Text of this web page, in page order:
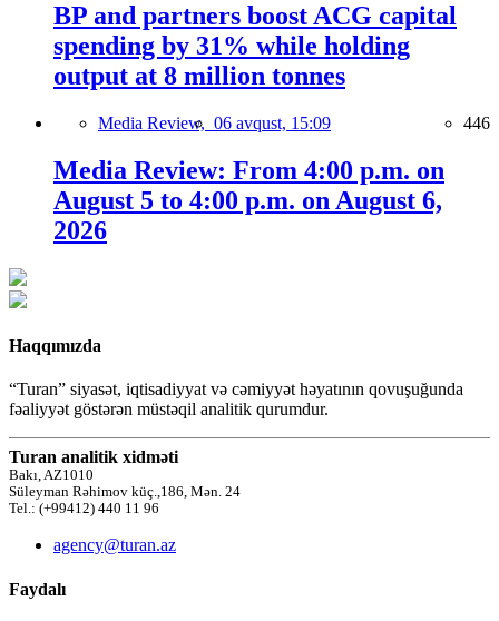
BP and partners boost ACG capital
spending by 31% while holding
output at 8 million tonnes
Media Review, 06 avqust, 15:09 446
Media Review: From 4:00 p.m. on
August 5 to 4:00 p.m. on August 6,
2026
Haqqımızda
“Turan” siyasət, iqtisadiyyat və cəmiyyət həyatının qovuşuğunda
fəaliyyət göstərən müstəqil analitik qurumdur.
Turan analitik xidməti
Bakı, AZ1010
Süleyman Rəhimov küç.,186, Mən. 24
Tel.: (+99412) 440 11 96
agency@turan.az
Faydalı